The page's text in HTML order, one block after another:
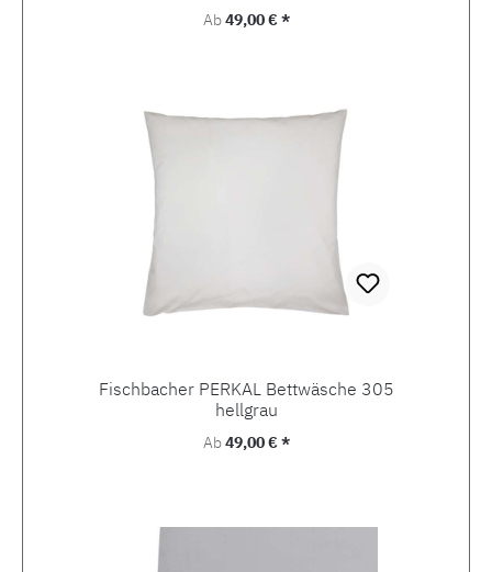
Regulärer Preis:
Ab49,00 € *
Fischbacher PERKAL Bettwäsche 305
hellgrau
Regulärer Preis:
Ab49,00 € *